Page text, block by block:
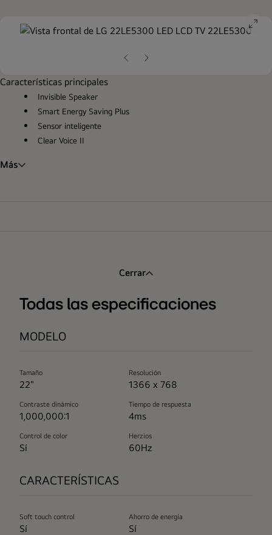
Diapositiva
Siguiente
Características principales
Invisible Speaker
Smart Energy Saving Plus
Sensor inteligente
Clear Voice II
Más
Cerrar
Todas las especificaciones
MODELO
Tamaño
22"
Resolución
1366 x 768
Contraste dinámico
1,000,000:1
Tiempo de respuesta
4ms
Control de color
Sí
Herzios
60Hz
CARACTERÍSTICAS
Soft touch control
Sí
Ahorro de energía
Sí